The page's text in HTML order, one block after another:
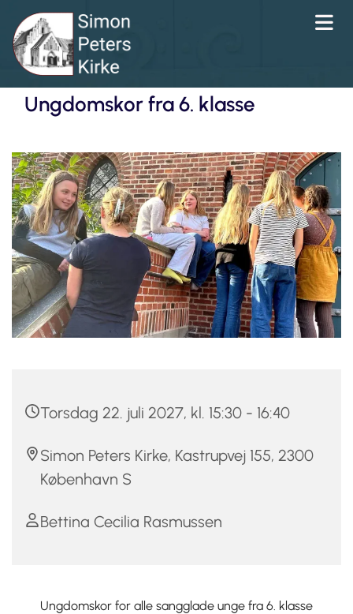
Ungdomskor fra 6. klasse
Torsdag 22. juli 2027, kl. 15:30 - 16:40
Simon Peters Kirke, Kastrupvej 155, 2300
København S
Bettina Cecilia Rasmussen
Ungdomskor for alle sangglade unge fra 6. klasse